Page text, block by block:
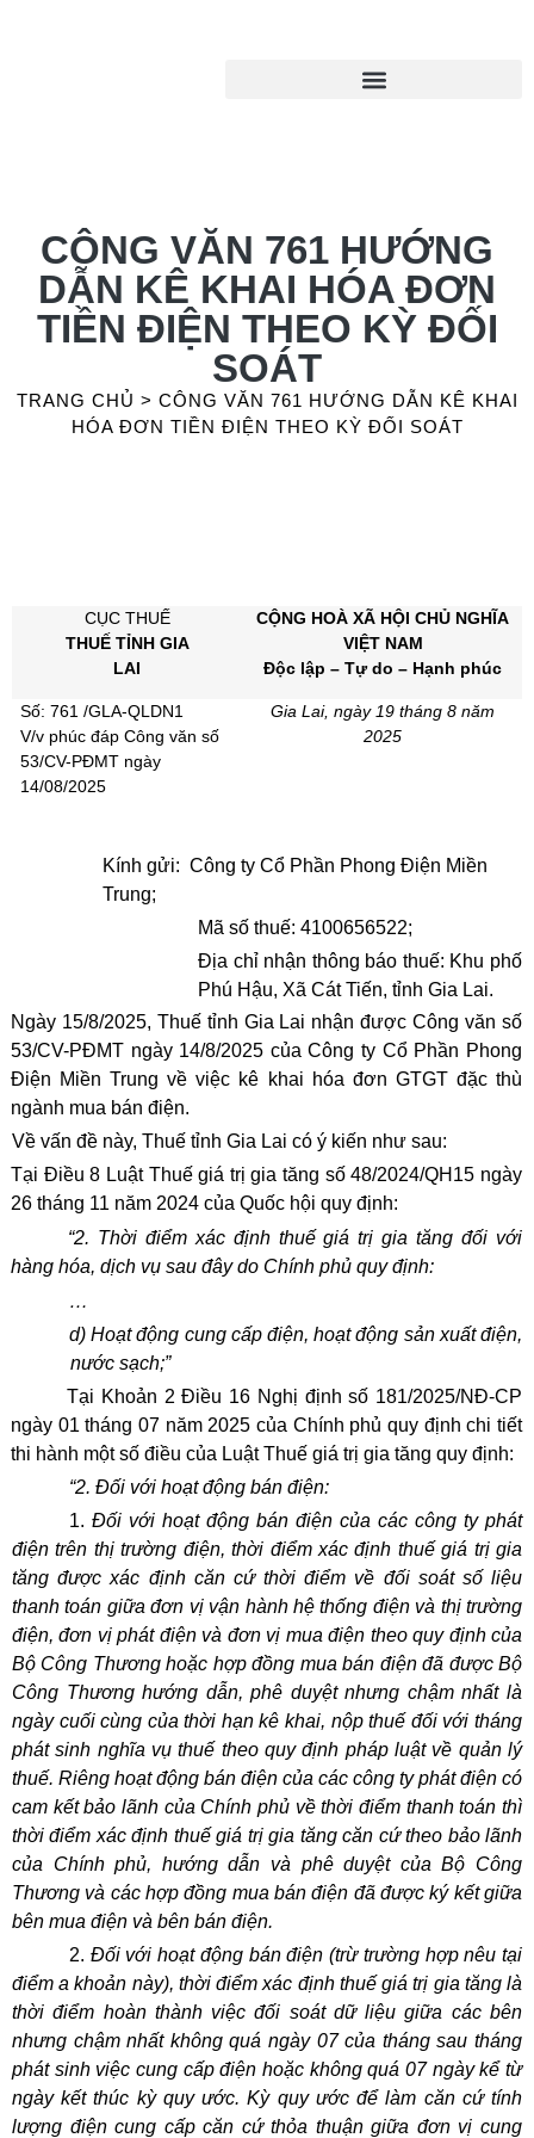
CÔNG VĂN 761 HƯỚNG
DẪN KÊ KHAI HÓA ĐƠN
TIỀN ĐIỆN THEO KỲ ĐỐI
SOÁT
TRANG CHỦ > CÔNG VĂN 761 HƯỚNG DẪN KÊ KHAI
HÓA ĐƠN TIỀN ĐIỆN THEO KỲ ĐỐI SOÁT
CỤC THUẾ
THUẾ TỈNH GIA
LAI
CỘNG HOÀ XÃ HỘI CHỦ NGHĨA
VIỆT NAM
Độc lập – Tự do – Hạnh phúc
Số: 761 /GLA-QLDN1
V/v phúc đáp Công văn số
53/CV-PĐMT ngày
14/08/2025
Gia Lai, ngày 19 tháng 8 năm
2025
Kính gửi: Công ty Cổ Phần Phong Điện Miền
Trung;
Mã số thuế: 4100656522;
Địa chỉ nhận thông báo thuế: Khu phố
Phú Hậu, Xã Cát Tiến, tỉnh Gia Lai.
Ngày 15/8/2025, Thuế tỉnh Gia Lai nhận được Công văn số
53/CV-PĐMT ngày 14/8/2025 của Công ty Cổ Phần Phong
Điện Miền Trung về việc kê khai hóa đơn GTGT đặc thù
ngành mua bán điện.
Về vấn đề này, Thuế tỉnh Gia Lai có ý kiến như sau:
Tại Điều 8 Luật Thuế giá trị gia tăng số 48/2024/QH15 ngày
26 tháng 11 năm 2024 của Quốc hội quy định:
“2. Thời điểm xác định thuế giá trị gia tăng đối với
hàng hóa, dịch vụ sau đây do Chính phủ quy định:
…
d) Hoạt động cung cấp điện, hoạt động sản xuất điện,
nước sạch;”
Tại Khoản 2 Điều 16 Nghị định số 181/2025/NĐ-CP
ngày 01 tháng 07 năm 2025 của Chính phủ quy định chi tiết
thi hành một số điều của Luật Thuế giá trị gia tăng quy định:
“2. Đối với hoạt động bán điện:
Đối với hoạt động bán điện của các công ty phát
điện trên thị trường điện, thời điểm xác định thuế giá trị gia
tăng được xác định căn cứ thời điểm về đối soát số liệu
thanh toán giữa đơn vị vận hành hệ thống điện và thị trường
điện, đơn vị phát điện và đơn vị mua điện theo quy định của
Bộ Công Thương hoặc hợp đồng mua bán điện đã được Bộ
Công Thương hướng dẫn, phê duyệt nhưng chậm nhất là
ngày cuối cùng của thời hạn kê khai, nộp thuế đối với tháng
phát sinh nghĩa vụ thuế theo quy định pháp luật về quản lý
thuế. Riêng hoạt động bán điện của các công ty phát điện có
cam kết bảo lãnh của Chính phủ về thời điểm thanh toán thì
thời điểm xác định thuế giá trị gia tăng căn cứ theo bảo lãnh
của Chính phủ, hướng dẫn và phê duyệt của Bộ Công
Thương và các hợp đồng mua bán điện đã được ký kết giữa
bên mua điện và bên bán điện.
Đối với hoạt động bán điện (trừ trường hợp nêu tại
điểm a khoản này), thời điểm xác định thuế giá trị gia tăng là
thời điểm hoàn thành việc đối soát dữ liệu giữa các bên
nhưng chậm nhất không quá ngày 07 của tháng sau tháng
phát sinh việc cung cấp điện hoặc không quá 07 ngày kể từ
ngày kết thúc kỳ quy ước. Kỳ quy ước để làm căn cứ tính
lượng điện cung cấp căn cứ thỏa thuận giữa đơn vị cung